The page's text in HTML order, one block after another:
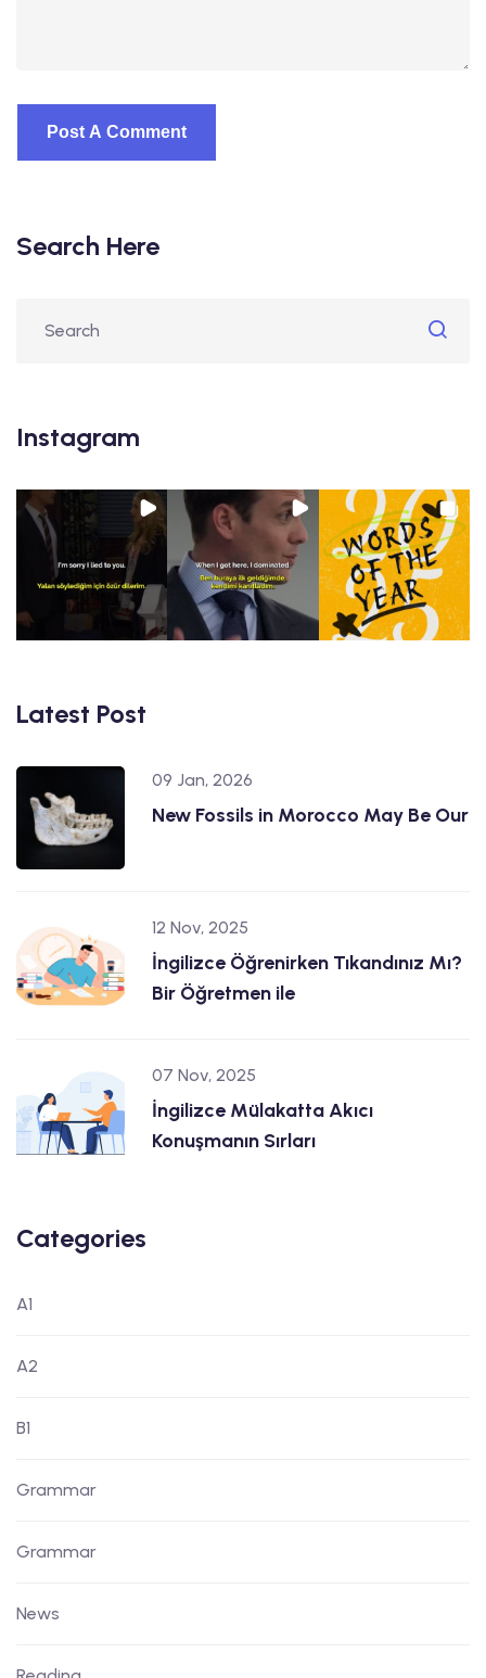
Search Here
Instagram
Latest Post
09 Jan, 2026
New Fossils in Morocco May Be Our
12 Nov, 2025
İngilizce Öğrenirken Tıkandınız Mı?
Bir Öğretmen ile
07 Nov, 2025
İngilizce Mülakatta Akıcı
Konuşmanın Sırları
Categories
A1
A2
B1
Grammar
Grammar
News